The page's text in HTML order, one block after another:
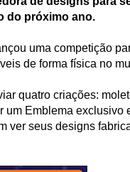
do próximo ano.
uma competição
de forma física no
quatro criações:
um Emblema
ver seus designs